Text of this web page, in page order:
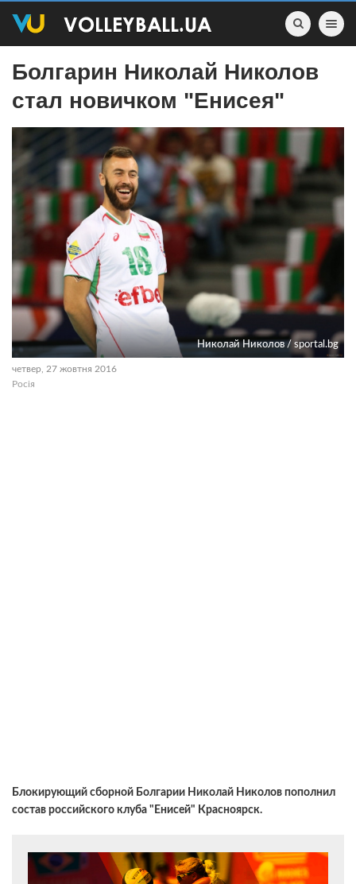
Toggle
Болгарин Николай Николов
стал новичком "Енисея"
Николай Николов / sportal.bg
четвер, 27 жовтня 2016
Росія
Блокирующий сборной Болгарии Николай Николов пополнил
состав российского клуба "Енисей" Красноярск.